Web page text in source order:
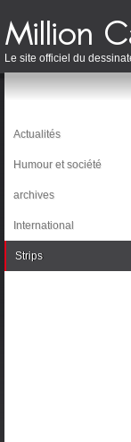
Le site officiel du
Actualités
Humour et société
archives
International
Strips